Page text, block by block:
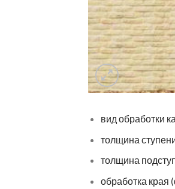
вид обработки
толщина
толщина
обработка края